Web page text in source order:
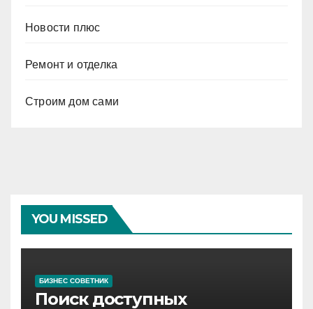
Новости плюс
Ремонт и отделка
Строим дом сами
YOU MISSED
БИЗНЕС СОВЕТНИК
Поиск доступных